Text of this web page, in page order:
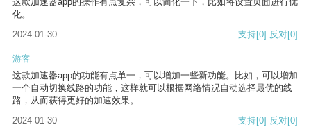
化。
2024-01-30
支持[0] 反对[0]
游客
这款加速器app的功能有点单一，可以增加一些新功能。比如，可以增加
一个自动切换线路的功能，这样就可以根据网络情况自动选择最优的线
路，从而获得更好的加速效果。
2024-01-30
支持[0] 反对[0]